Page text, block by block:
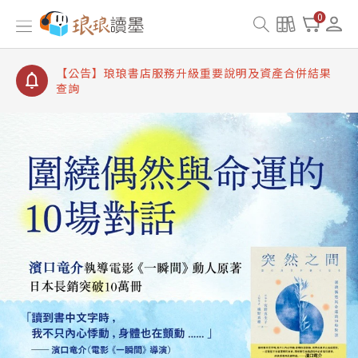
0
【公告】琅琅讀墨書櫃開通常見問題
【公告】琅琅讀墨 3 分鐘完成書櫃開通與資產合併申
【公告】琅琅書店服務升級重要說明及資產合併結果
查詢
【公告】琅琅讀墨數位閱讀資產合併與書櫃開通申請